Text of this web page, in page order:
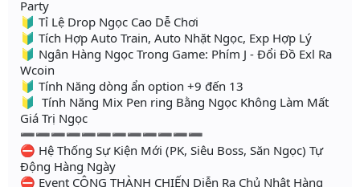
Party
🔰 Tỉ Lệ Drop Ngọc Cao Dễ Chơi
🔰 Tích Hợp Auto Train, Auto Nhặt Ngọc, Exp Hợp Lý
🔰 Ngân Hàng Ngọc Trong Game: Phím J - Đổi Đồ Exl Ra
Wcoin
🔰 Tính Năng dòng ẩn option +9 đến 13
🔰 Tính Năng Mix Pen ring Bằng Ngọc Không Làm Mất
Giá Trị Ngọc
➖➖➖➖➖➖➖➖➖➖➖➖
⛔ Hệ Thống Sự Kiện Mới (PK, Siêu Boss, Săn Ngọc) Tự
Động Hàng Ngày
⛔ Event CÔNG THÀNH CHIẾN Diễn Ra Chủ Nhật Hàng